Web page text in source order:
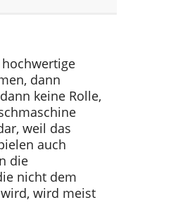
dann
keine Rolle,
weil das
auch
die
nicht dem
wird meist